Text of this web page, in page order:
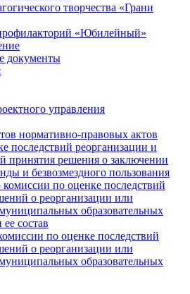
творчества «Грани
«Юбилейный»
документы
управления
нормативно-правовых актов
последствий реорганизации и
принятия решения о заключении
и безвозмездного пользования
по оценке последствий
о реорганизации или
образовательных
состав
по оценке последствий
о реорганизации или
образовательных